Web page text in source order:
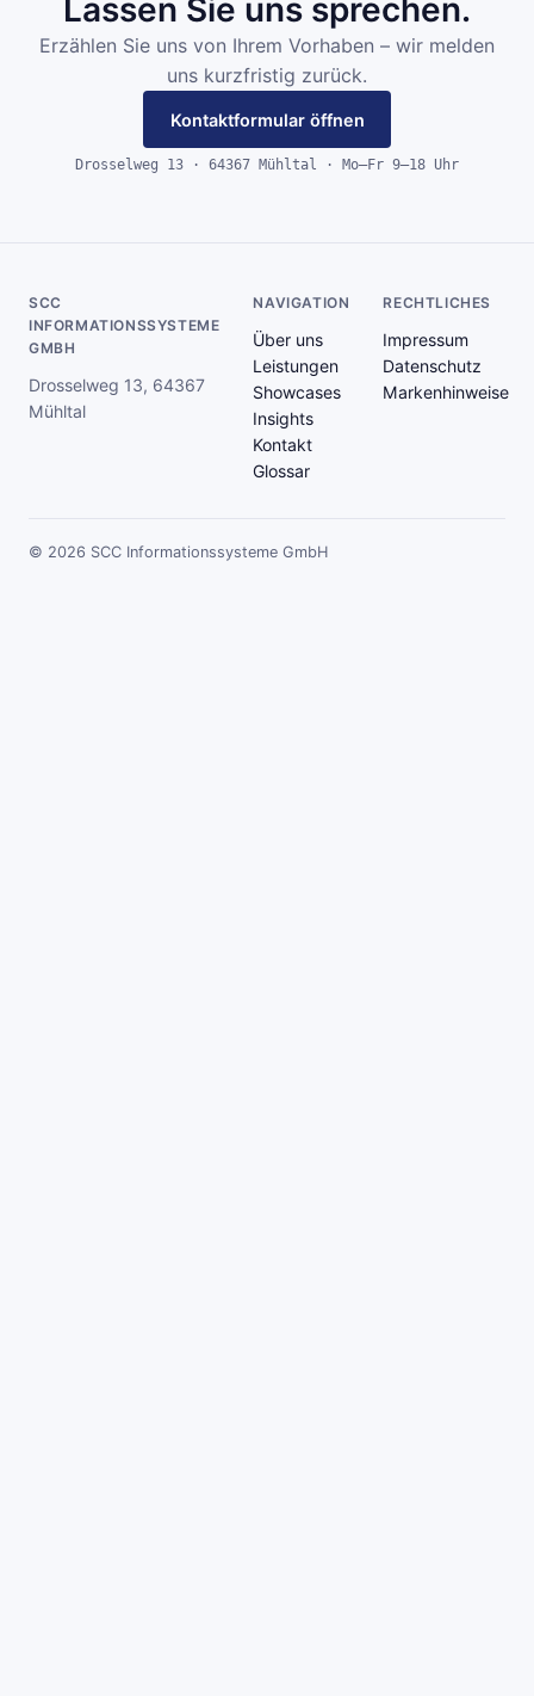
Lassen Sie uns sprechen.
Erzählen Sie uns von Ihrem Vorhaben – wir melden
uns kurzfristig zurück.
Kontaktformular öffnen
Drosselweg 13 · 64367 Mühltal · Mo–Fr 9–18 Uhr
SCC
INFORMATIONSSYSTEME
GMBH
Drosselweg 13, 64367
Mühltal
NAVIGATION
Über uns
Leistungen
Showcases
Insights
Kontakt
Glossar
RECHTLICHES
Impressum
Datenschutz
Markenhinweise
© 2026 SCC Informationssysteme GmbH